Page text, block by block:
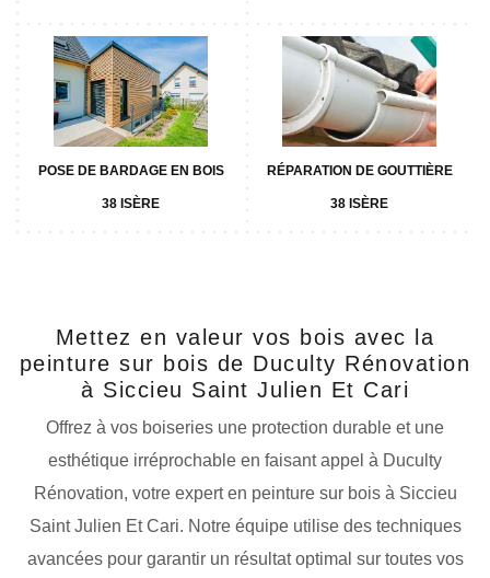
POSE DE BARDAGE EN BOIS
38 ISÈRE
RÉPARATION DE GOUTTIÈRE
38 ISÈRE
Mettez en valeur vos bois avec la
peinture sur bois de Duculty Rénovation
à Siccieu Saint Julien Et Cari
Offrez à vos boiseries une protection durable et une
esthétique irréprochable en faisant appel à Duculty
Rénovation, votre expert en peinture sur bois à Siccieu
Saint Julien Et Cari. Notre équipe utilise des techniques
avancées pour garantir un résultat optimal sur toutes vos